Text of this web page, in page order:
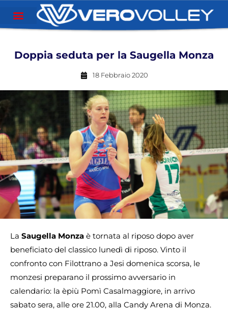
Doppia seduta per la Saugella Monza
18 Febbraio 2020
La Saugella Monza è tornata al riposo dopo aver
beneficiato del classico lunedì di riposo. Vinto il
confronto con Filottrano a Jesi domenica scorsa, le
monzesi preparano il prossimo avversario in
calendario: la èpiù Pomì Casalmaggiore, in arrivo
sabato sera, alle ore 21.00, alla Candy Arena di Monza.